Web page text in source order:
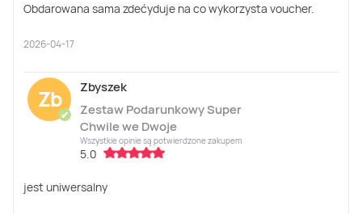
Obdarowana sama zdećyduje na co wykorzysta voucher.
2026-04-17
Zb
✔
Zbyszek
Zestaw Podarunkowy Super
Chwile we Dwoje
Wszystkie opinie są potwierdzone zakupem
5.0
jest uniwersalny